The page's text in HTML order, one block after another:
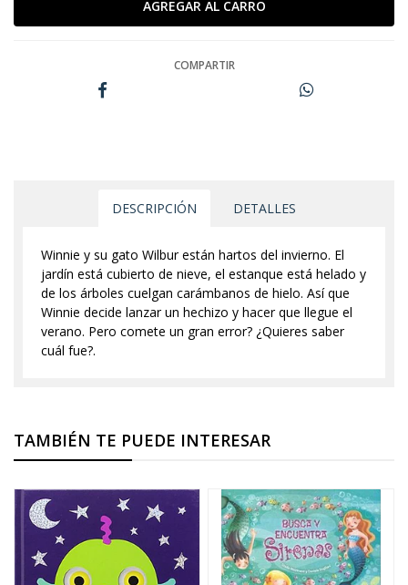
COMPARTIR
DESCRIPCIÓN DETALLES
Winnie y su gato Wilbur están hartos del invierno. El
jardín está cubierto de nieve, el estanque está helado y
de los árboles cuelgan carámbanos de hielo. Así que
Winnie decide lanzar un hechizo y hacer que llegue el
verano. Pero comete un gran error? ¿Quieres saber
cuál fue?.
TAMBIÉN TE PUEDE INTERESAR